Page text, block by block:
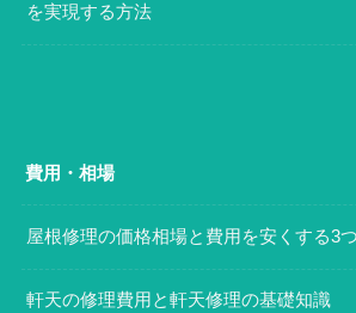
を実現する方法
費用・相場
屋根修理の価格相場と費用を安くする3
軒天の修理費用と軒天修理の基礎知識